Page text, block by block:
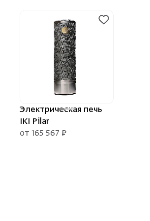
Электрическая печь
IKI Pilar
от 165 567 ₽